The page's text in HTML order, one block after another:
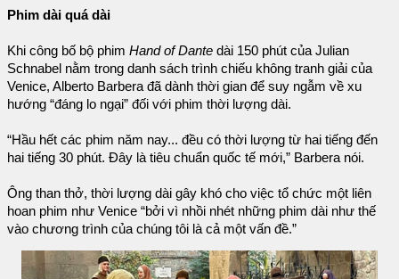
Phim dài quá dài
Khi công bố bộ phim Hand of Dante dài 150 phút của Julian
Schnabel nằm trong danh sách trình chiếu không tranh giải của
Venice, Alberto Barbera đã dành thời gian để suy ngẫm về xu
hướng “đáng lo ngại” đối với phim thời lượng dài.
“Hầu hết các phim năm nay... đều có thời lượng từ hai tiếng đến
hai tiếng 30 phút. Đây là tiêu chuẩn quốc tế mới,” Barbera nói.
Ông than thở, thời lượng dài gây khó cho việc tổ chức một liên
hoan phim như Venice “bởi vì nhồi nhét những phim dài như thế
vào chương trình của chúng tôi là cả một vấn đề.”